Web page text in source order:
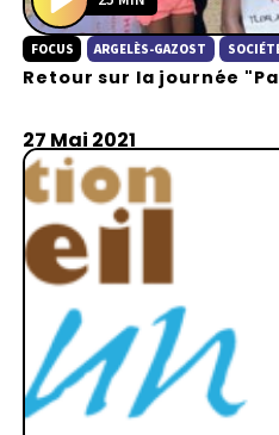
P
l
a
FOCUS ARGELÈS-GAZOST
Retour sur la journée
27 Mai 2021